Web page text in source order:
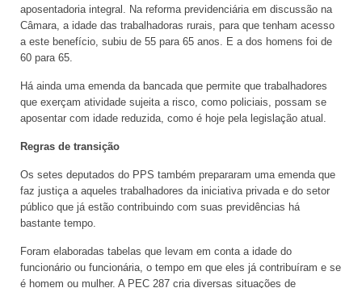
aposentadoria integral. Na reforma previdenciária em discussão na
Câmara, a idade das trabalhadoras rurais, para que tenham acesso
a este benefício, subiu de 55 para 65 anos. E a dos homens foi de
60 para 65.
Há ainda uma emenda da bancada que permite que trabalhadores
que exerçam atividade sujeita a risco, como policiais, possam se
aposentar com idade reduzida, como é hoje pela legislação atual.
Regras de transição
Os setes deputados do PPS também prepararam uma emenda que
faz justiça a aqueles trabalhadores da iniciativa privada e do setor
público que já estão contribuindo com suas previdências há
bastante tempo.
Foram elaboradas tabelas que levam em conta a idade do
funcionário ou funcionária, o tempo em que eles já contribuíram e se
é homem ou mulher. A PEC 287 cria diversas situações de